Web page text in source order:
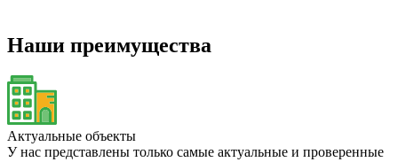
Наши преимущества
Актуальные объекты
У нас представлены только самые актуальные и проверенные